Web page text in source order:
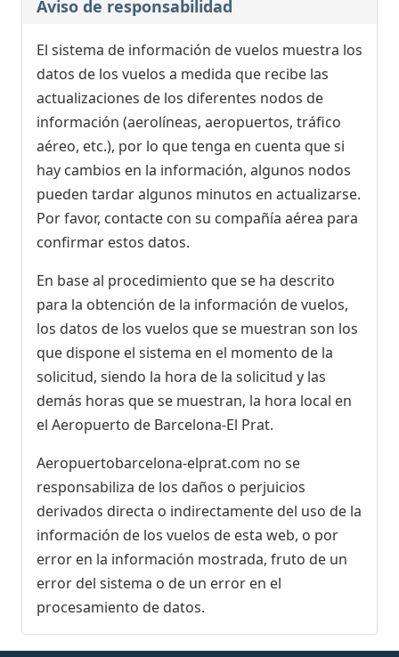
Aviso de responsabilidad
El sistema de información de vuelos muestra los
datos de los vuelos a medida que recibe las
actualizaciones de los diferentes nodos de
información (aerolíneas, aeropuertos, tráfico
aéreo, etc.), por lo que tenga en cuenta que si
hay cambios en la información, algunos nodos
pueden tardar algunos minutos en actualizarse.
Por favor, contacte con su compañía aérea para
confirmar estos datos.
En base al procedimiento que se ha descrito
para la obtención de la información de vuelos,
los datos de los vuelos que se muestran son los
que dispone el sistema en el momento de la
solicitud, siendo la hora de la solicitud y las
demás horas que se muestran, la hora local en
el Aeropuerto de Barcelona-El Prat.
Aeropuertobarcelona-elprat.com no se
responsabiliza de los daños o perjuicios
derivados directa o indirectamente del uso de la
información de los vuelos de esta web, o por
error en la información mostrada, fruto de un
error del sistema o de un error en el
procesamiento de datos.